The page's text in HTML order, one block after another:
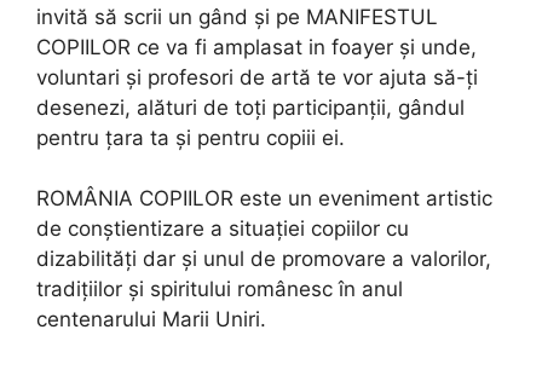
invită să scrii un gând și pe MANIFESTUL
COPIILOR ce va fi amplasat in foayer și unde,
voluntari și profesori de artă te vor ajuta să-ți
desenezi, alături de toți participanții, gândul
pentru țara ta și pentru copiii ei.
ROMÂNIA COPIILOR este un eveniment artistic
de conștientizare a situației copiilor cu
dizabilități dar și unul de promovare a valorilor,
tradițiilor și spiritului românesc în anul
centenarului Marii Uniri.